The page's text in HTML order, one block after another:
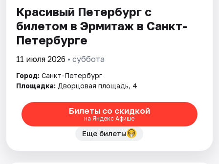
Города
Площадки
Артисты
Рейтинги
Красивый Петербург с
билетом в Эрмитаж в Санкт-
Петербурге
11 июля 2026 • суббота
Город: Санкт-Петербург
Площадка: Дворцовая площадь, 4
Билеты со скидкой
на Яндекс Афише
Еще билеты